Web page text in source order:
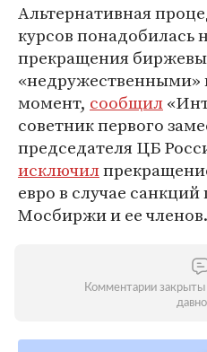
Альтернативная
курсов понадобилась
прекращения
момент, сообщил
советник первого
председателя ЦБ
исключил
евро в случае
Мосбиржи и ее членов.
Комментарии закрыты